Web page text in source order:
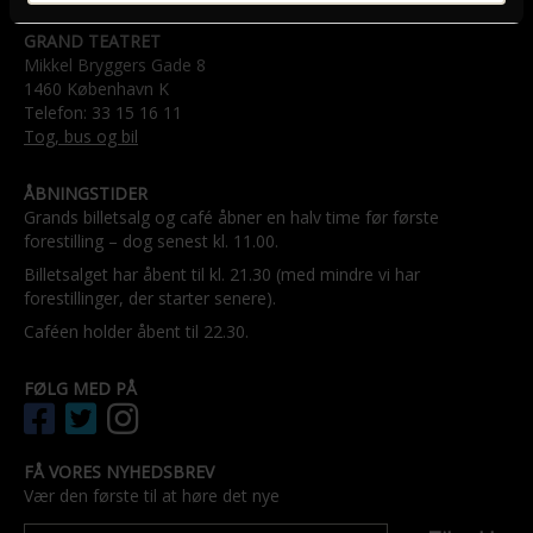
GRAND TEATRET
Mikkel Bryggers Gade 8
1460 København K
Telefon: 33 15 16 11
Tog, bus og bil
ÅBNINGSTIDER
Grands billetsalg og café åbner en halv time før første
forestilling – dog senest kl. 11.00.
Billetsalget har åbent til kl. 21.30 (med mindre vi har
forestillinger, der starter senere).
Caféen holder åbent til 22.30.
FØLG MED PÅ
FÅ VORES NYHEDSBREV
Vær den første til at høre det nye